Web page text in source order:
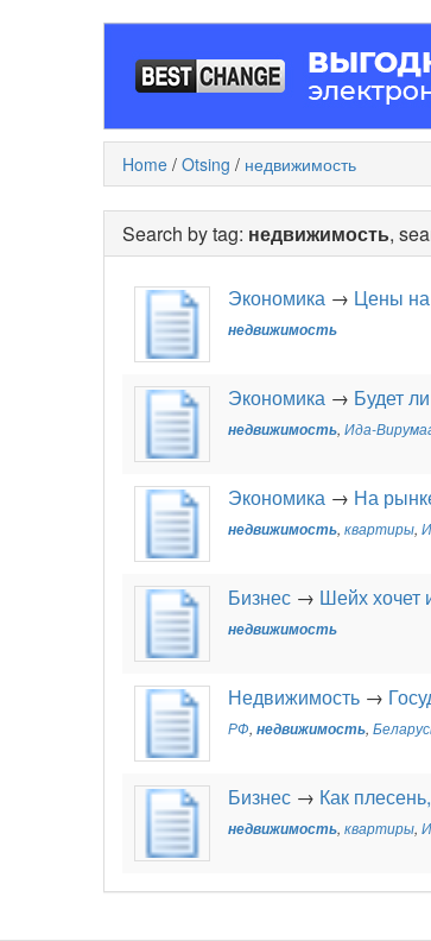
Home / Otsing / недвижимость
Search by tag: недвижимость,
Экономика → Цены на
недвижимость
Экономика → Будет
недвижимость, Ида-
Экономика → На
недвижимость, квартиры,
Бизнес → Шейх хочет
недвижимость
Недвижимость →
РФ, недвижимость,
Бизнес → Как
недвижимость, квартиры,